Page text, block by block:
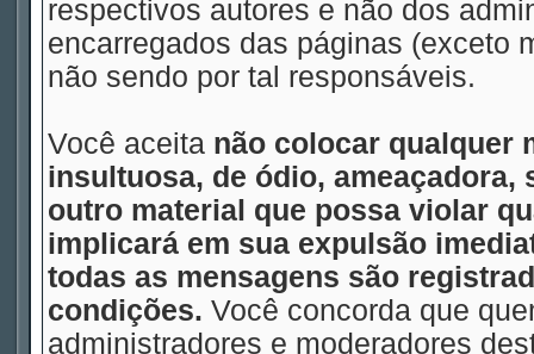
respectivos autores e não dos
encarregados das páginas (exceto
não sendo por tal responsáveis.
Você aceita não colocar qualquer
insultuosa, de ódio,
outro material que possa violar
implicará em sua expulsão
todas as mensagens são
condições. Você concorda que
administradores e moderadores